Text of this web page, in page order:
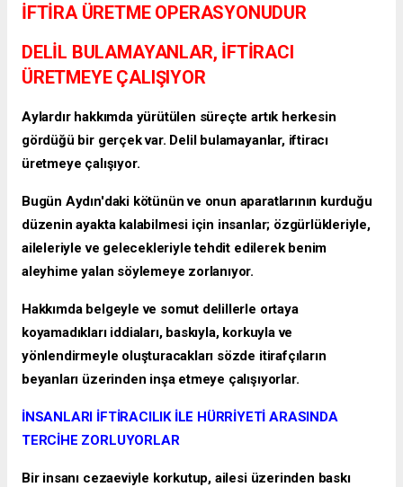
İFTİRA ÜRETME OPERASYONUDUR
DELİL BULAMAYANLAR, İFTİRACI
ÜRETMEYE ÇALIŞIYOR
Aylardır hakkımda yürütülen süreçte artık herkesin
gördüğü bir gerçek var. Delil bulamayanlar, iftiracı
üretmeye çalışıyor.
Bugün Aydın'daki kötünün ve onun aparatlarının kurduğu
düzenin ayakta kalabilmesi için insanlar; özgürlükleriyle,
aileleriyle ve gelecekleriyle tehdit edilerek benim
aleyhime yalan söylemeye zorlanıyor.
Hakkımda belgeyle ve somut delillerle ortaya
koyamadıkları iddiaları, baskıyla, korkuyla ve
yönlendirmeyle oluşturacakları sözde itirafçıların
beyanları üzerinden inşa etmeye çalışıyorlar.
İNSANLARI İFTİRACILIK İLE HÜRRİYETİ ARASINDA
TERCİHE ZORLUYORLAR
Bir insanı cezaeviyle korkutup, ailesi üzerinden baskı